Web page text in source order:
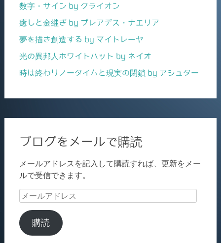
数字・サイン by クライオン
癒しと金継ぎ by プレアデス・ナエリア
夢を描き創造する by マイトレーヤ
光の異邦人ホワイトハット by ネイオ
時は終わりノータイムと現実の閉鎖 by アシュター
ブログをメールで購読
メールアドレスを記入して購読すれば、更新をメー
ルで受信できます。
メ
ル
ア
購読